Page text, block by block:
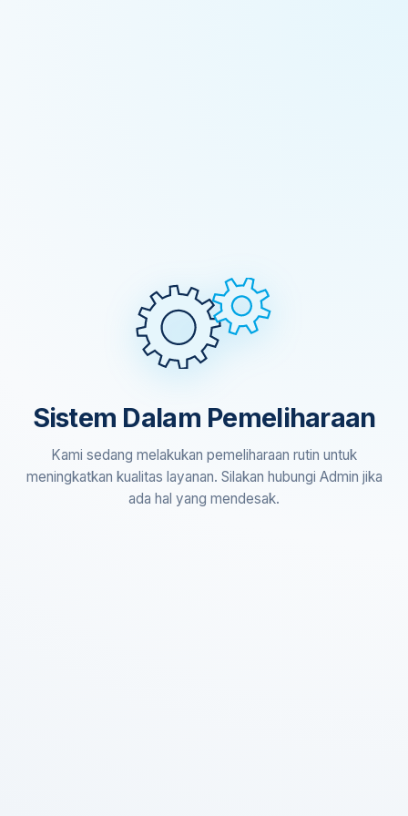
Sistem Dalam Pemeliharaan
Kami sedang melakukan pemeliharaan rutin untuk
meningkatkan kualitas layanan. Silakan hubungi Admin jika
ada hal yang mendesak.